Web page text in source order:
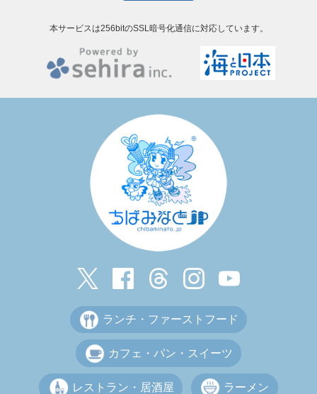
本サービスは256bitのSSL暗号化通信に対応しています。
ランチ・ファーストフード
カフェ・パン・スイーツ
レストラン・居酒屋 ラーメン